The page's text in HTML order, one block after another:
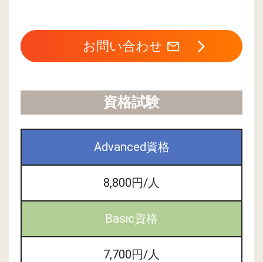
お問い合わせ
資格試験
Advanced資格
8,800円/人
Basic資格
7,700円/人